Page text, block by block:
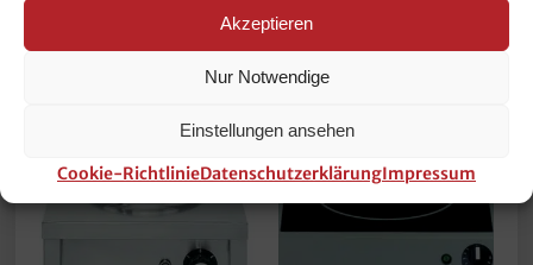
Akzeptieren
Nur Notwendige
Einstellungen ansehen
Cookie-RichtlinieDatenschutzerklärungImpressum
Ähnliche Produkte